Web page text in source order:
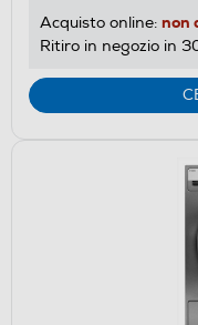
risparmio
energetico
Youreko.
Acquisto online: non
Ritiro in negozio in